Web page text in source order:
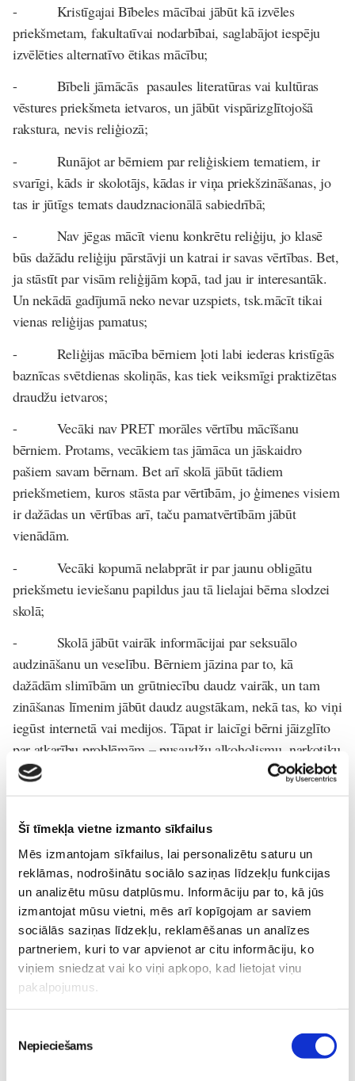
Šī tīmekļa vietne izmanto sīkfailus
Mēs izmantojam sīkfailus, lai personalizētu saturu un
reklāmas, nodrošinātu sociālo saziņas līdzekļu funkcijas
un analizētu mūsu datplūsmu. Informāciju par to, kā jūs
izmantojat mūsu vietni, mēs arī kopīgojam ar saviem
sociālās saziņas līdzekļu, reklamēšanas un analīzes
partneriem, kuri to var apvienot ar citu informāciju, ko
viņiem sniedzat vai ko viņi apkopo, kad lietojat viņu
pakalpojumus.
izvēle
Nepieciešams
- Kristīgajai Bībeles mācībai jābūt kā izvēles
priekšmetam, fakultatīvai nodarbībai, saglabājot iespēju
izvēlēties alternatīvo ētikas mācību;
- Bībeli jāmācās pasaules literatūras vai kultūras
vēstures priekšmeta ietvaros, un jābūt vispārizglītojošā
rakstura, nevis reliģiozā;
- Runājot ar bērniem par reliģiskiem tematiem, ir
svarīgi, kāds ir skolotājs, kādas ir viņa priekšzināšanas, jo
tas ir jūtīgs temats daudznacionālā sabiedrībā;
- Nav jēgas mācīt vienu konkrētu reliģiju, jo klasē
būs dažādu reliģiju pārstāvji un katrai ir savas vērtības. Bet,
ja stāstīt par visām reliģijām kopā, tad jau ir interesantāk.
Un nekādā gadījumā neko nevar uzspiets, tsk.mācīt tikai
vienas reliģijas pamatus;
- Reliģijas mācība bērniem ļoti labi iederas kristīgās
baznīcas svētdienas skoliņās, kas tiek veiksmīgi praktizētas
draudžu ietvaros;
- Vecāki nav PRET morāles vērtību mācīšanu
bērniem. Protams, vecākiem tas jāmāca un jāskaidro
pašiem savam bērnam. Bet arī skolā jābūt tādiem
priekšmetiem, kuros stāsta par vērtībām, jo ģimenes visiem
ir dažādas un vērtības arī, taču pamatvērtībām jābūt
vienādām.
- Vecāki kopumā nelabprāt ir par jaunu obligātu
priekšmetu ieviešanu papildus jau tā lielajai bērna slodzei
skolā;
- Skolā jābūt vairāk informācijai par seksuālo
audzināšanu un veselību. Bērniem jāzina par to, kā
dažādām slimībām un grūtniecību daudz vairāk, un tam
zināšanas līmenim jābūt daudz augstākam, nekā tas, ko viņi
iegūst internetā vai medijos. Tāpat ir laicīgi bērni jāizglīto
par atkarību problēmām – pusaudžu alkoholismu, narkotiku
lietošanu, smēķēšanu, seksuālajām problēmām un arvien
pieaugošo vardarbību. Tas ir steidzamāks jautājums, kas
Aptaujas
Lasi vēl
Lielais Ģimeņu Kongress 2026 Jaunumi
30. Jul 13:00
Knīpām un Knauķiem 55